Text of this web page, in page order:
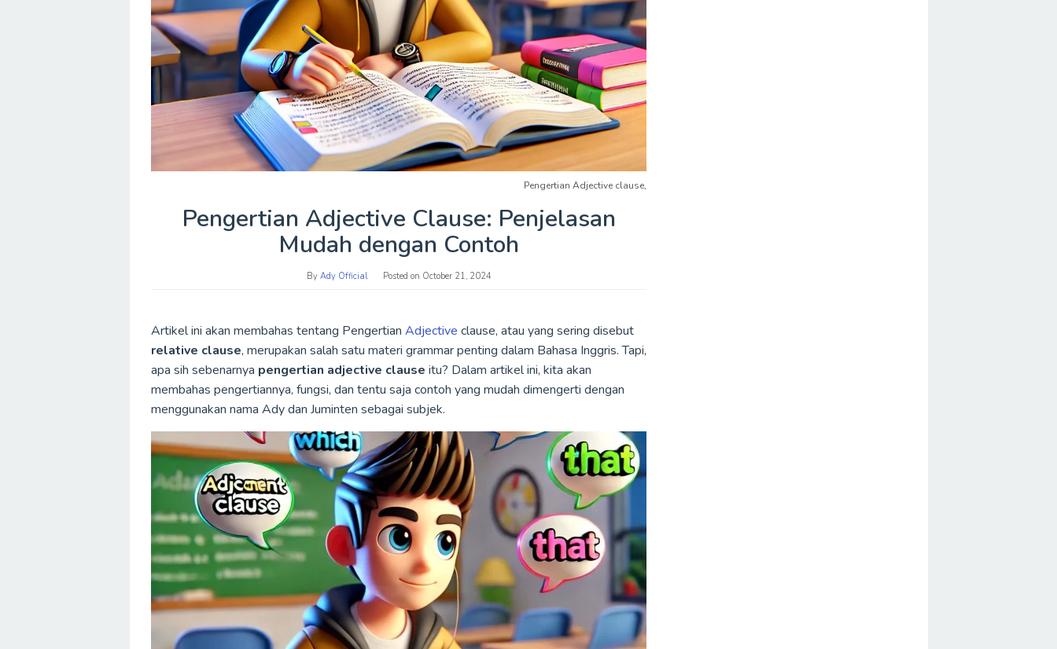
Pengertian Adjective clause,
Pengertian Adjective Clause: Penjelasan
Mudah dengan Contoh
By Ady Official Posted on October 21, 2024
Artikel ini akan membahas tentang Pengertian Adjective clause, atau yang sering disebut
relative clause, merupakan salah satu materi grammar penting dalam Bahasa Inggris. Tapi,
apa sih sebenarnya pengertian adjective clause itu? Dalam artikel ini, kita akan
membahas pengertiannya, fungsi, dan tentu saja contoh yang mudah dimengerti dengan
menggunakan nama Ady dan Juminten sebagai subjek.